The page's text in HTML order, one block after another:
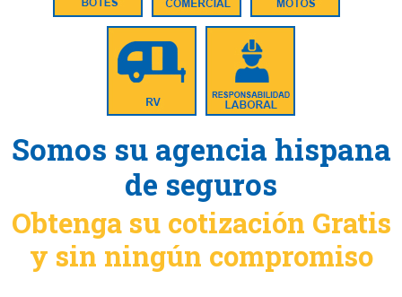
Somos su agencia hispana
de seguros
Obtenga su cotización Gratis
y sin ningún compromiso